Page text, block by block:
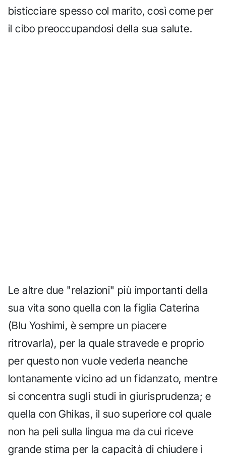
bisticciare spesso col marito, così come per
il cibo preoccupandosi della sua salute.
Le altre due "relazioni" più importanti della
sua vita sono quella con la figlia Caterina
(Blu Yoshimi, è sempre un piacere
ritrovarla), per la quale stravede e proprio
per questo non vuole vederla neanche
lontanamente vicino ad un fidanzato, mentre
si concentra sugli studi in giurisprudenza; e
quella con Ghikas, il suo superiore col quale
non ha peli sulla lingua ma da cui riceve
grande stima per la capacità di chiudere i